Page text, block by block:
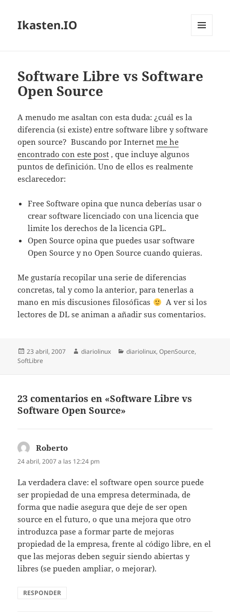
Ikasten.IO
Software Libre vs Software
Open Source
A menudo me asaltan con esta duda: ¿cuál es la
diferencia (si existe) entre software libre y software
open source? Buscando por Internetme he
encontrado con este post , que incluye algunos
puntos de definición. Uno de ellos es realmente
esclarecedor:
Free Software opina que nunca deberías usar o
crear software licenciado con una licencia que
limite los derechos de la licencia GPL.
Open Source opina que puedes usar software
Open Source y no Open Source cuando quieras.
Me gustaría recopilar una serie de diferencias
concretas, tal y como la anterior, para tenerlas a
mano en mis discusiones filosóficas
A ver si los
lectores de DL se animan a añadir sus comentarios.
Publicado
el
23 abril, 2007 Autor
diariolinux Categorías
diariolinux,OpenSource,
SoftLibre
23 comentarios en «Software Libre vs
Software Open Source»
Roberto
24 abril, 2007 a las 12:24 pm
La verdadera clave: el software open source puede
ser propiedad de una empresa determinada, de
forma que nadie asegura que deje de ser open
source en el futuro, o que una mejora que otro
introduzca pase a formar parte de mejoras
propiedad de la empresa, frente al código libre, en el
que las mejoras deben seguir siendo abiertas y
libres (se pueden ampliar, o mejorar).
RESPONDER